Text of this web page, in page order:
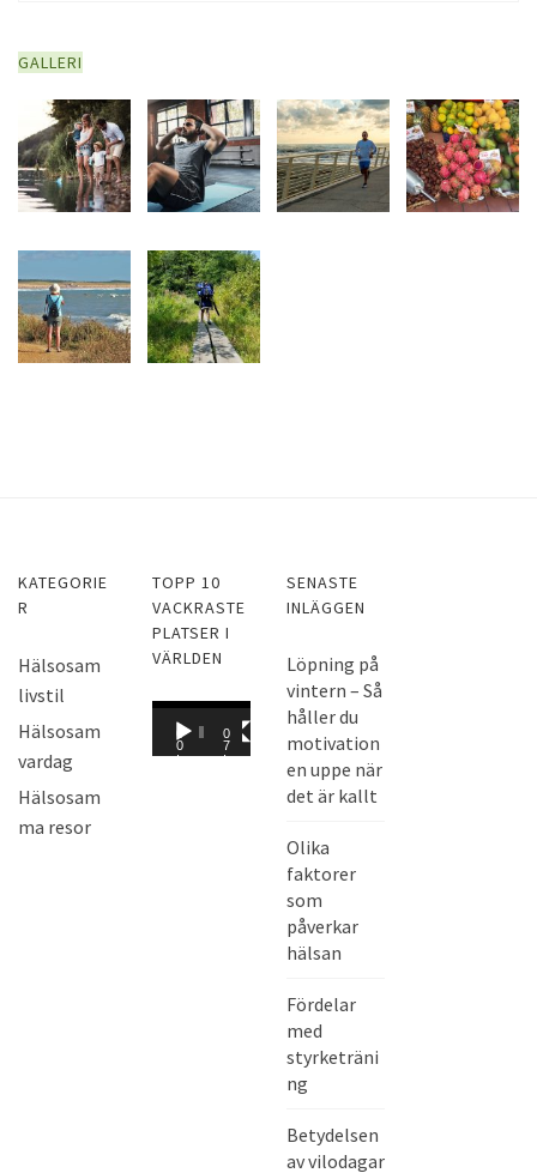
GALLERI
KATEGORIE
R
Hälsosam
livstil
Hälsosam
vardag
Hälsosam
ma resor
TOPP 10
VACKRASTE
PLATSER I
VÄRLDEN
V
0
0
:
0
7
:
SENASTE
INLÄGGEN
Löpning på
vintern – Så
håller du
motivation
en uppe när
det är kallt
Olika
faktorer
som
påverkar
hälsan
Fördelar
med
styrketräni
ng
Betydelsen
av vilodagar